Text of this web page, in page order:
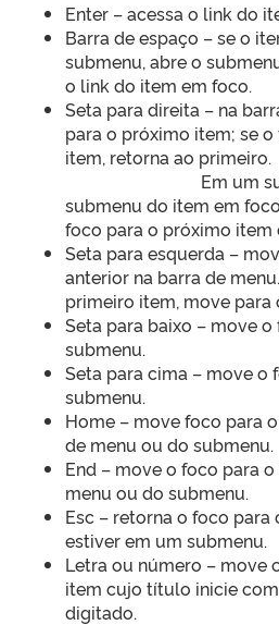
Enter – acessa o link do
Barra de espaço – se o
submenu, abre o
o link do item em foco.
Seta para direita – na
para o próximo item; se
item, retorna ao primeiro.
Em um
submenu do item em
foco para o próximo item
Seta para esquerda –
anterior na barra de
primeiro item, move
Seta para baixo – move
submenu.
Seta para cima – move o
submenu.
Home – move foco para
de menu ou do submenu.
End – move o foco para
menu ou do submenu.
Esc – retorna o foco para
estiver em um submenu.
Letra ou número – move
item cujo título inicie
digitado.